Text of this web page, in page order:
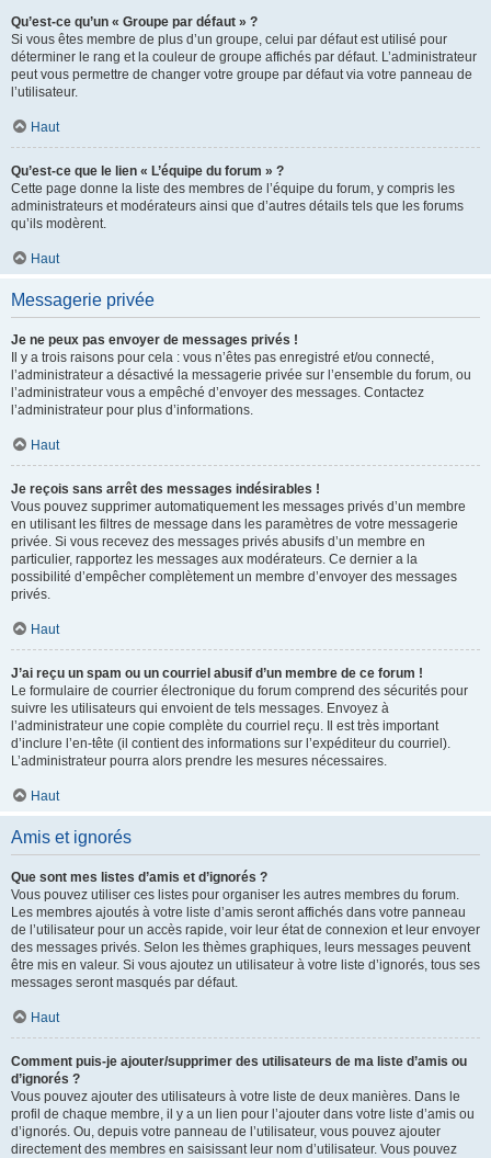
Qu’est-ce qu’un « Groupe par défaut » ?
Si vous êtes membre de plus d’un groupe, celui par défaut est utilisé pour
déterminer le rang et la couleur de groupe affichés par défaut. L’administrateur
peut vous permettre de changer votre groupe par défaut via votre panneau de
l’utilisateur.
Haut
Qu’est-ce que le lien « L’équipe du forum » ?
Cette page donne la liste des membres de l’équipe du forum, y compris les
administrateurs et modérateurs ainsi que d’autres détails tels que les forums
qu’ils modèrent.
Haut
Messagerie privée
Je ne peux pas envoyer de messages privés !
Il y a trois raisons pour cela : vous n’êtes pas enregistré et/ou connecté,
l’administrateur a désactivé la messagerie privée sur l’ensemble du forum, ou
l’administrateur vous a empêché d’envoyer des messages. Contactez
l’administrateur pour plus d’informations.
Haut
Je reçois sans arrêt des messages indésirables !
Vous pouvez supprimer automatiquement les messages privés d’un membre
en utilisant les filtres de message dans les paramètres de votre messagerie
privée. Si vous recevez des messages privés abusifs d’un membre en
particulier, rapportez les messages aux modérateurs. Ce dernier a la
possibilité d’empêcher complètement un membre d’envoyer des messages
privés.
Haut
J’ai reçu un spam ou un courriel abusif d’un membre de ce forum !
Le formulaire de courrier électronique du forum comprend des sécurités pour
suivre les utilisateurs qui envoient de tels messages. Envoyez à
l’administrateur une copie complète du courriel reçu. Il est très important
d’inclure l’en-tête (il contient des informations sur l’expéditeur du courriel).
L’administrateur pourra alors prendre les mesures nécessaires.
Haut
Amis et ignorés
Que sont mes listes d’amis et d’ignorés ?
Vous pouvez utiliser ces listes pour organiser les autres membres du forum.
Les membres ajoutés à votre liste d’amis seront affichés dans votre panneau
de l’utilisateur pour un accès rapide, voir leur état de connexion et leur envoyer
des messages privés. Selon les thèmes graphiques, leurs messages peuvent
être mis en valeur. Si vous ajoutez un utilisateur à votre liste d’ignorés, tous ses
messages seront masqués par défaut.
Haut
Comment puis-je ajouter/supprimer des utilisateurs de ma liste d’amis ou
d’ignorés ?
Vous pouvez ajouter des utilisateurs à votre liste de deux manières. Dans le
profil de chaque membre, il y a un lien pour l’ajouter dans votre liste d’amis ou
d’ignorés. Ou, depuis votre panneau de l’utilisateur, vous pouvez ajouter
directement des membres en saisissant leur nom d’utilisateur. Vous pouvez